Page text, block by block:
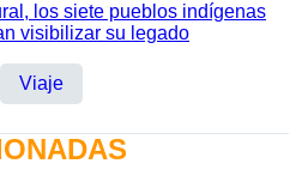
los siete pueblos indígenas
visibilizar su legado
Viaje